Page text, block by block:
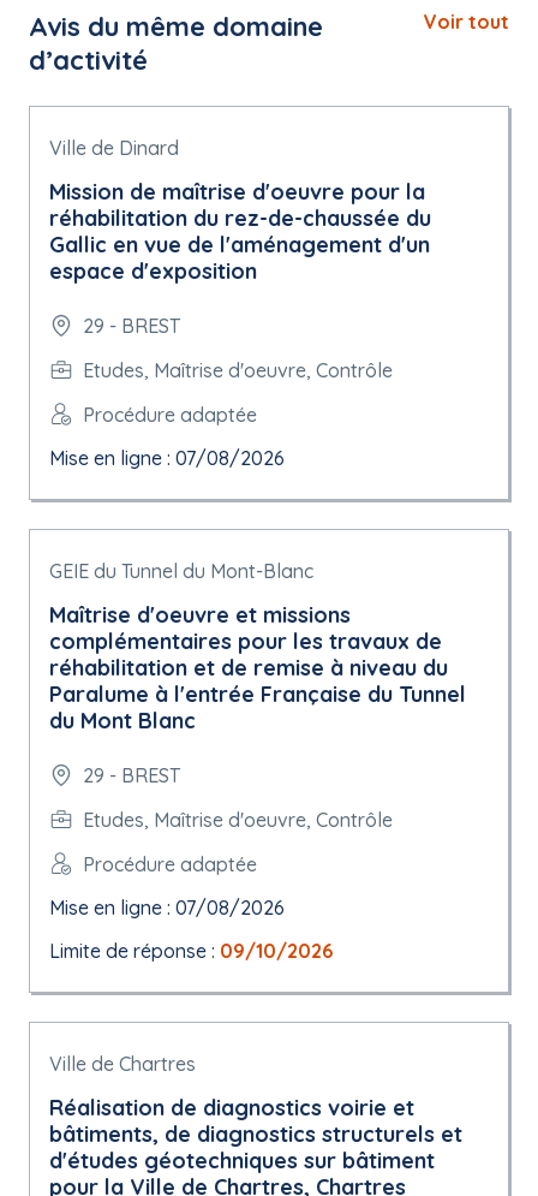
Avis du même domaine
d’activité
Voir tout
Ville de Dinard
Mission de maîtrise d'oeuvre pour la
réhabilitation du rez-de-chaussée du
Gallic en vue de l'aménagement d'un
espace d'exposition
29 - BREST
Etudes, Maîtrise d'oeuvre, Contrôle
Procédure adaptée
Mise en ligne : 07/08/2026
GEIE du Tunnel du Mont-Blanc
Maîtrise d'oeuvre et missions
complémentaires pour les travaux de
réhabilitation et de remise à niveau du
Paralume à l'entrée Française du Tunnel
du Mont Blanc
29 - BREST
Etudes, Maîtrise d'oeuvre, Contrôle
Procédure adaptée
Mise en ligne : 07/08/2026
Limite de réponse : 09/10/2026
Ville de Chartres
Réalisation de diagnostics voirie et
bâtiments, de diagnostics structurels et
d'études géotechniques sur bâtiment
pour la Ville de Chartres, Chartres